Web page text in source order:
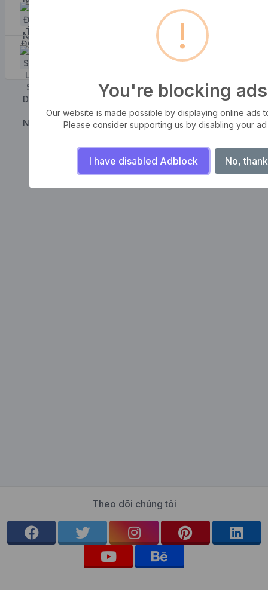
Theo dõi chúng tôi
!
You're blocking ads
Our website is made possible by displaying online ads
Please consider supporting us by disabling your
I have disabled Adblock No,